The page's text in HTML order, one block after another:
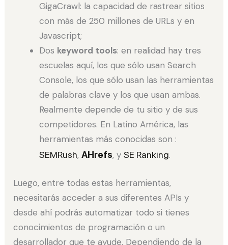
GigaCrawl: la capacidad de rastrear sitios
con más de 250 millones de URLs y en
Javascript;
Dos keyword tools: en realidad hay tres
escuelas aquí, los que sólo usan Search
Console, los que sólo usan las herramientas
de palabras clave y los que usan ambas.
Realmente depende de tu sitio y de sus
competidores. En Latino América, las
herramientas más conocidas son :
SEMRush,AHrefs, ySE Ranking.
Luego, entre todas estas herramientas,
necesitarás acceder a sus diferentes APIs y
desde ahí podrás automatizar todo si tienes
conocimientos de programación o un
desarrollador que te ayude. Dependiendo de la